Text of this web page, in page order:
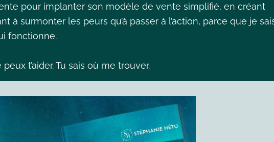
pour implanter son modèle de vente simplifié, en créant
à surmonter les peurs qu’à passer à l’action, parce que je
fonctionne.
t’aider. Tu sais où me trouver.